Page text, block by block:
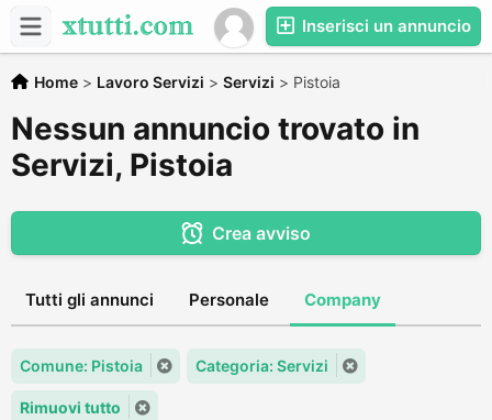
Inserisci un annuncio
Home > Lavoro Servizi > Servizi > Pistoia
Nessun annuncio trovato in
Servizi, Pistoia
Crea avviso
Tutti gli annunci Personale Company
Comune: Pistoia Categoria: Servizi
Rimuovi tutto